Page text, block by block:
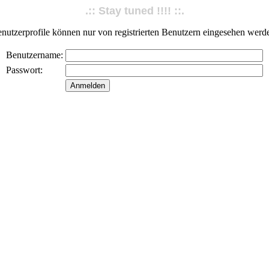
.:: Stay tuned !!!! ::.
können nur von registrierten Benutzern eingesehen
Benutzername:
Passwort: